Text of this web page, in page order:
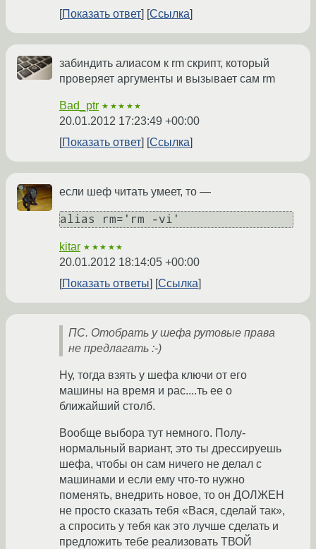
Показать ответ
Ссылка
забиндить алиасом к rm скрипт, который
проверяет аргументы и вызывает сам rm
Bad_ptr ★★★★★
20.01.2012 17:23:49 +00:00
Показать ответ
Ссылка
если шеф читать умеет, то —
alias rm='rm -vi'
kitar ★★★★★
20.01.2012 18:14:05 +00:00
Показать ответы
Ссылка
ПС. Отобрать у шефа рутовые права
не предлагать :-)
Ну, тогда взять у шефа ключи от его
машины на время и рас....ть ее о
ближайший столб.
Вообще выбора тут немного. Полу-
нормальный вариант, это ты дрессируешь
шефа, чтобы он сам ничего не делал с
машинами и если ему что-то нужно
поменять, внедрить новое, то он ДОЛЖЕН
не просто сказать тебя «Вася, сделай так»,
а спросить у тебя как это лучше сделать и
предложить тебе реализовать ТВОЙ